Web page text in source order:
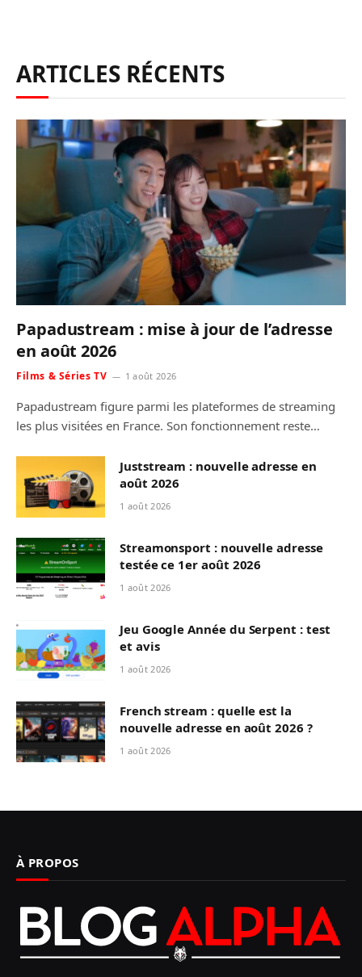
ARTICLES RÉCENTS
Papadustream : mise à jour de l’adresse
en août 2026
Films & Séries TV 1 août 2026
Papadustream figure parmi les plateformes de streaming
les plus visitées en France. Son fonctionnement reste…
Juststream : nouvelle adresse en
août 2026
1 août 2026
Streamonsport : nouvelle adresse
testée ce 1er août 2026
1 août 2026
Jeu Google Année du Serpent : test
et avis
1 août 2026
French stream : quelle est la
nouvelle adresse en août 2026 ?
1 août 2026
À PROPOS